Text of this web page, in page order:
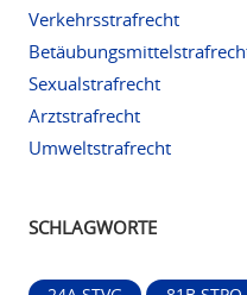
Verkehrsstrafrecht
Sexualstrafrecht
Arztstrafrecht
Umweltstrafrecht
SCHLAGWORTE